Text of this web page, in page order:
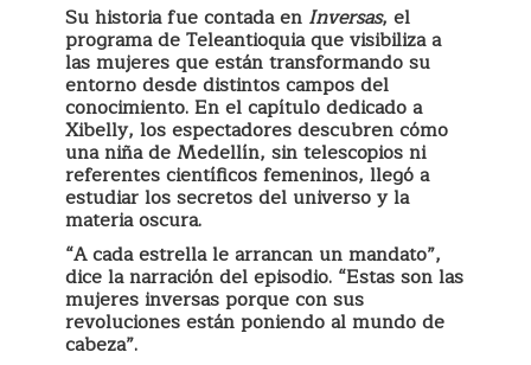
Su historia fue contada en Inversas, el
programa de Teleantioquia que visibiliza a
las mujeres que están transformando su
entorno desde distintos campos del
conocimiento. En el capítulo dedicado a
Xibelly, los espectadores descubren cómo
una niña de Medellín, sin telescopios ni
referentes científicos femeninos, llegó a
estudiar los secretos del universo y la
materia oscura.
“A cada estrella le arrancan un mandato”,
dice la narración del episodio. “Estas son las
mujeres inversas porque con sus
revoluciones están poniendo al mundo de
cabeza”.